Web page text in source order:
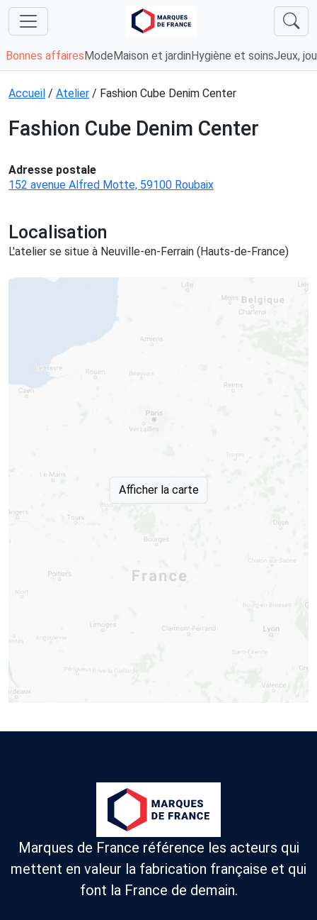
Bonnes affaires Mode Maison et jardin Hygiène et soinsJeux,
Accueil / Atelier / Fashion Cube Denim Center
Fashion Cube Denim Center
Adresse postale
152 avenue Alfred Motte, 59100 Roubaix
Localisation
L'atelier se situe à Neuville-en-Ferrain (Hauts-de-France)
Afficher la carte
Marques de France référence les acteurs qui
mettent en valeur la fabrication française et qui
font la France de demain.